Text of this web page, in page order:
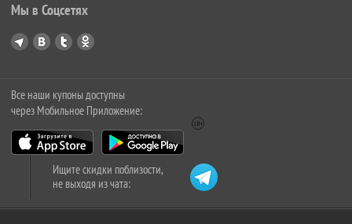
Мы в Соцсетях
Все наши купоны доступны
через Мобильное Приложение:
Ищите скидки поблизости,
не выходя из чата: